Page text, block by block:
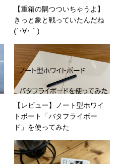
【重箱の隅つついちゃうよ】
きっと象と戦っていたんだね
(´･∀･｀)
【レビュー】ノート型ホワイ
トボート「バタフライボー
ド」を使ってみた